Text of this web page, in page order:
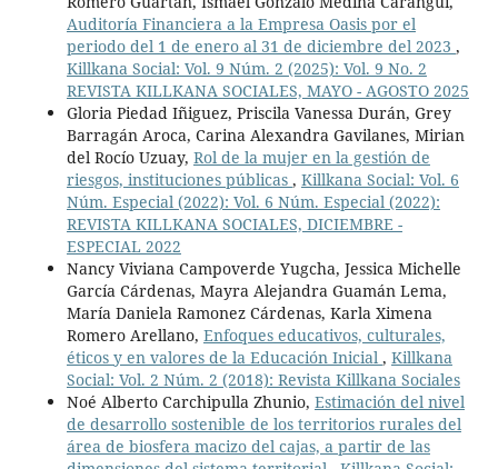
Auditoría Financiera a la Empresa Oasis por el
periodo del 1 de enero al 31 de diciembre del 2023 ,
Killkana Social: Vol. 9 Núm. 2 (2025): Vol. 9 No. 2
REVISTA KILLKANA SOCIALES, MAYO - AGOSTO 2025
Gloria Piedad Iñiguez, Priscila Vanessa Durán, Grey
Barragán Aroca, Carina Alexandra Gavilanes, Mirian
del Rocío Uzuay, Rol de la mujer en la gestión de
riesgos, instituciones públicas , Killkana Social: Vol. 6
Núm. Especial (2022): Vol. 6 Núm. Especial (2022):
REVISTA KILLKANA SOCIALES, DICIEMBRE -
ESPECIAL 2022
Nancy Viviana Campoverde Yugcha, Jessica Michelle
García Cárdenas, Mayra Alejandra Guamán Lema,
María Daniela Ramonez Cárdenas, Karla Ximena
Romero Arellano, Enfoques educativos, culturales,
éticos y en valores de la Educación Inicial , Killkana
Social: Vol. 2 Núm. 2 (2018): Revista Killkana Sociales
Noé Alberto Carchipulla Zhunio, Estimación del nivel
de desarrollo sostenible de los territorios rurales del
área de biosfera macizo del cajas, a partir de las